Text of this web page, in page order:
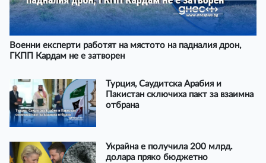
Военни експерти работят на мястото на падналия дрон,
ГКПП Кардам не е затворен
Турция, Саудитска Арабия и
Пакистан сключиха пакт за взаимна
отбрана
Украйна е получила 200 млрд.
долара пряко бюджетно